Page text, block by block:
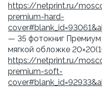
https://netprint.ru/
premium-hard-
— 35 фотокниг Премиум
мягкой обложке
https://netprint.ru/
premium-soft-